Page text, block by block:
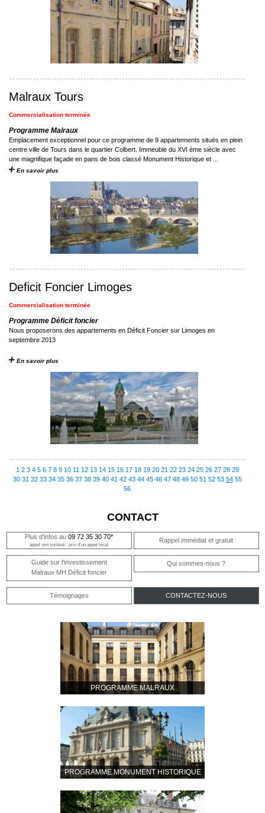
Malraux Tours
Commercialisation terminée
Programme Malraux
Emplacement exceptionnel pour ce programme de 9 appartements situés en plein
centre ville de Tours dans le quartier Colbert. Immeuble du XVI ème siècle avec
une magnifique façade en pans de bois classé Monument Historique et ...
En savoir plus
Deficit Foncier Limoges
Commercialisation terminée
Programme Déficit foncier
Nous proposerons des appartements en Déficit Foncier sur Limoges en
septembre 2013
En savoir plus
1 2 3 4 5 6 7 8 9 10 11 12 13 14 15 16 17 18 19 20 21 22 23 24 25 26 27 28 29
30 31 32 33 34 35 36 37 38 39 40 41 42 43 44 45 46 47 48 49 50 51 52 53 54 55
56
CONTACT
Plus d'infos au 09 72 35 30 70*
appel non surtaxé - prix d'un appel local
Rappel immédiat et gratuit
Guide sur l'investissement
Malraux MH Déficit foncier
Qui sommes-nous ?
Témoignages CONTACTEZ-NOUS
PROGRAMME MALRAUX
PROGRAMME MONUMENT HISTORIQUE